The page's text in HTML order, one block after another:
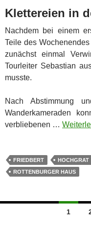
Klettereien in
Nachdem bei einem
Teile des
zunächst einmal
Tourleiter Sebastian
musste.
Nach Abstimmung
Wanderkameraden
verbliebenen …
FRIEDBERT HOCHGRAT
ROTTENBURGER HAUS
1